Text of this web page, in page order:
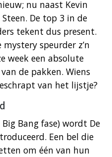
nu naast Kevin
Steen. De top 3 in de
tekent dus present.
speurder z’n
week een absolute
de pakken. Wiens
van het lijstje?
Bang fase) wordt De
Een bel die
om één van hun